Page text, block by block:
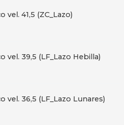
vel. 41,5 (ZC_Lazo)
vel. 39,5 (LF_Lazo Hebilla)
vel. 36,5 (LF_Lazo Lunares)